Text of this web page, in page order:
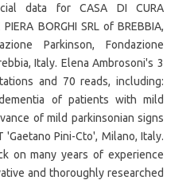
data for CASA DI CURA
BORGHI SRL of BREBBIA,
Parkinson, Fondazione
Italy. Elena Ambrosoni's 3
and 70 reads, including:
of patients with mild
of mild parkinsonian signs
'Gaetano Pini-Cto', Milano, Italy.
on many years of experience
and thoroughly researched